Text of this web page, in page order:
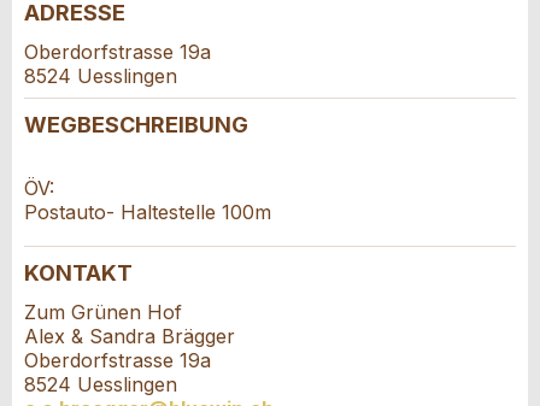
Anzeige beanstanden
Ihr Feedback wird sehr geschätzt!
Anzeige weiterempfehlen
Empfehlen Sie diese Anzeige an Freunde weiter.
Reservation
Anzahl der Teilnehmer *:
Vorname / Nachname *:
Firma / Organisation:
ADRESSE
Oberdorfstrasse 19a
8524 Uesslingen
WEGBESCHREIBUNG
ÖV:
Postauto- Haltestelle 100m
KONTAKT
Zum Grünen Hof
Alex & Sandra Brägger
Oberdorfstrasse 19a
8524 Uesslingen